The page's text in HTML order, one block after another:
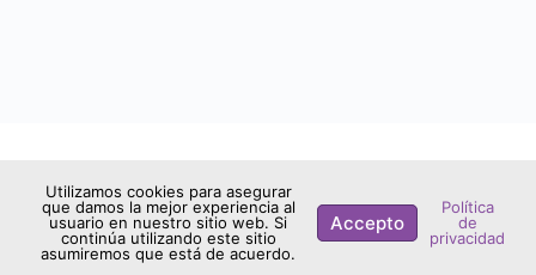
Utilizamos cookies para asegurar
que damos la mejor experiencia al
usuario en nuestro sitio web. Si
continúa utilizando este sitio
asumiremos que está de acuerdo.
Accepto
Política
de
privacidad